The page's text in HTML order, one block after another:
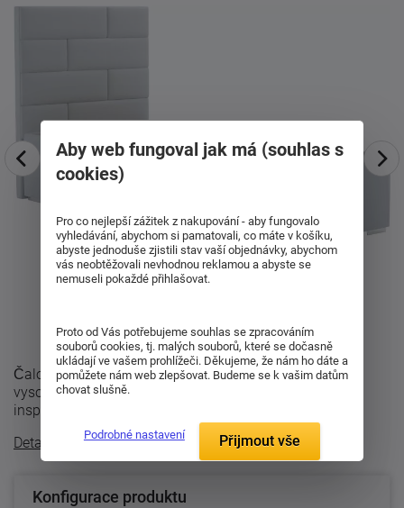
Čalouněná postel TOKIO R-BED zaujme elegantním
vysokým čelem s výrazným dekorativním prošitím
inspirovaným klasickým chesterfield stylem. ...
Detailní popis
Konfigurace produktu
Aby web fungoval jak má (souhlas s
cookies)
Pro co nejlepší zážitek z nakupování - aby fungovalo
vyhledávání, abychom si pamatovali, co máte v košíku,
abyste jednoduše zjistili stav vaší objednávky, abychom
vás neobtěžovali nevhodnou reklamou a abyste se
nemuseli pokaždé přihlašovat.
Proto od Vás potřebujeme souhlas se zpracováním
souborů cookies, tj. malých souborů, které se dočasně
ukládají ve vašem prohlížeči. Děkujeme, že nám ho dáte a
pomůžete nám web zlepšovat. Budeme se k vašim datům
chovat slušně.
Podrobné nastavení Přijmout vše